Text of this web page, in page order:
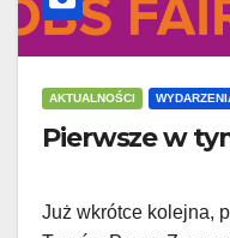
AKTUALNOŚCI
Pierwsze w
Już wkrótce kolejna,